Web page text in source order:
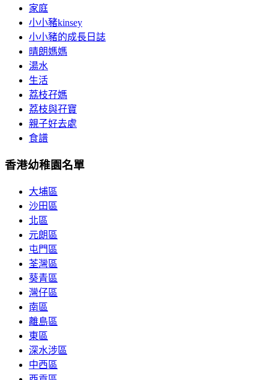
家庭
小小豬kinsey
小小豬的成長日誌
晴朗媽媽
湯水
生活
荔枝孖媽
荔枝與孖寶
親子好去處
食譜
香港幼稚園名單
大埔區
沙田區
北區
元朗區
屯門區
荃灣區
葵青區
灣仔區
南區
離島區
東區
深水涉區
中西區